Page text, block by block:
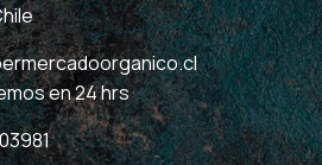
en 24 hrs